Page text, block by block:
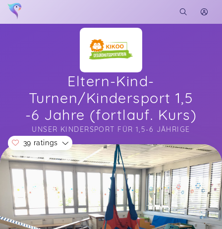
Eltern-Kind-
Turnen/Kindersport 1,5
-6 Jahre (fortlauf. Kurs)
UNSER KINDERSPORT FÜR 1,5-6 JÄHRIGE
Soon you will learn more about me here...
39 ratings
❤️
Vicky, Jun 18
Wir würden gerne noch an einem Kurs
teilnehmen. ,😁
Miriam,Feb 04